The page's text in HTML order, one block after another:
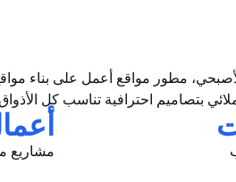
الأصبحي، مطور مواقع أعمل على بناء
بتصاميم احترافية تناسب كل
مشاريع